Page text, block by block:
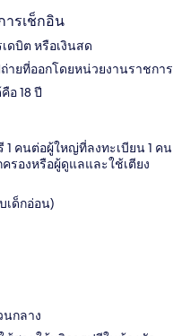
รเช็กอิน
ดบิต หรือเงินสด
ายที่ออกโดยหน่วยงานราชการ
อ 18 ปี
1 คนต่อผู้ใหญ่ที่ลงทะเบียน 1 คน
รองหรือผู้ดูแลและใช้เตียง
เด็กอ่อน)
นกลาง